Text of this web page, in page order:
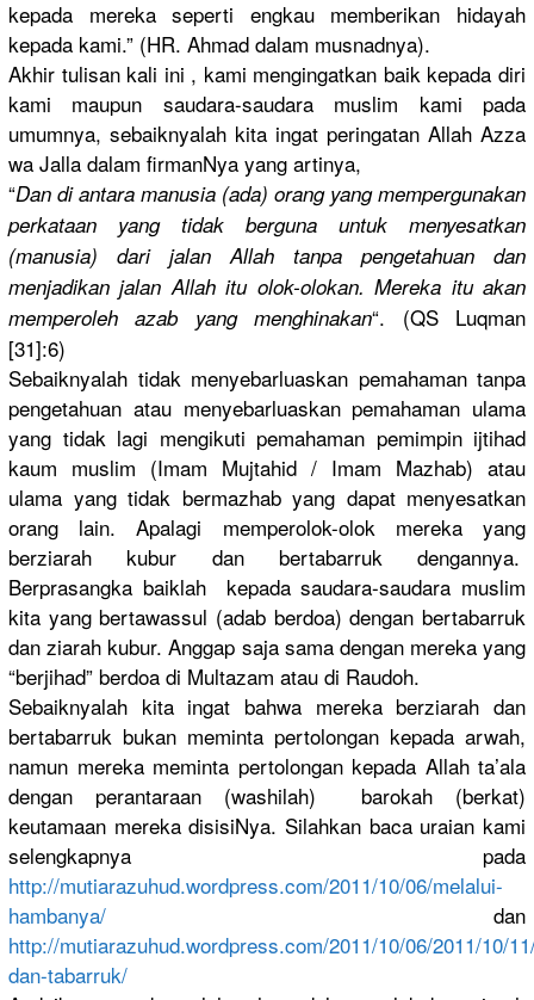
kepada mereka seperti engkau memberikan hidayah
kepada kami.” (HR. Ahmad dalam musnadnya).
Akhir tulisan kali ini , kami mengingatkan baik kepada diri
kami maupun saudara-saudara muslim kami pada
umumnya, sebaiknyalah kita ingat peringatan Allah Azza
wa Jalla dalam firmanNya yang artinya,
“Dan di antara manusia (ada) orang yang mempergunakan
perkataan yang tidak berguna untuk menyesatkan
(manusia) dari jalan Allah tanpa pengetahuan dan
menjadikan jalan Allah itu olok-olokan. Mereka itu akan
memperoleh azab yang menghinakan“. (QS Luqman
[31]:6)
Sebaiknyalah tidak menyebarluaskan pemahaman tanpa
pengetahuan atau menyebarluaskan pemahaman ulama
yang tidak lagi mengikuti pemahaman pemimpin ijtihad
kaum muslim (Imam Mujtahid / Imam Mazhab) atau
ulama yang tidak bermazhab yang dapat menyesatkan
orang lain. Apalagi memperolok-olok mereka yang
berziarah kubur dan bertabarruk dengannya.
Berprasangka baiklah kepada saudara-saudara muslim
kita yang bertawassul (adab berdoa) dengan bertabarruk
dan ziarah kubur. Anggap saja sama dengan mereka yang
“berjihad” berdoa di Multazam atau di Raudoh.
Sebaiknyalah kita ingat bahwa mereka berziarah dan
bertabarruk bukan meminta pertolongan kepada arwah,
namun mereka meminta pertolongan kepada Allah ta’ala
dengan perantaraan (washilah) barokah (berkat)
keutamaan mereka disisiNya. Silahkan baca uraian kami
selengkapnya pada
http://mutiarazuhud.wordpress.com/2011/10/06/melalui-
hambanya/ dan
http://mutiarazuhud.wordpress.com/2011/10/06/2011/10/
dan-tabarruk/